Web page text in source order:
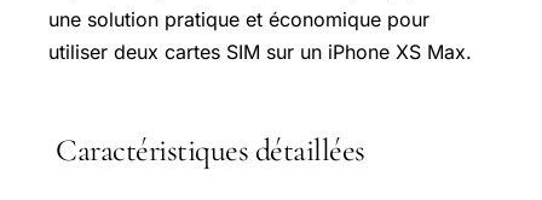
une solution pratique et économique pour
utiliser deux cartes SIM sur un iPhone XS Max.
Caractéristiques détaillées